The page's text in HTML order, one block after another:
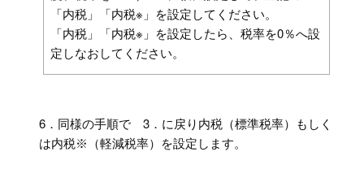
「内税」「内税※」を設定してください。
「内税」「内税※」を設定したら、税率を0％へ設
定しなおしてください。
6．同様の手順で 3．に戻り 内税（標準税率）もしく
は内税※（軽減税率）を設定します。